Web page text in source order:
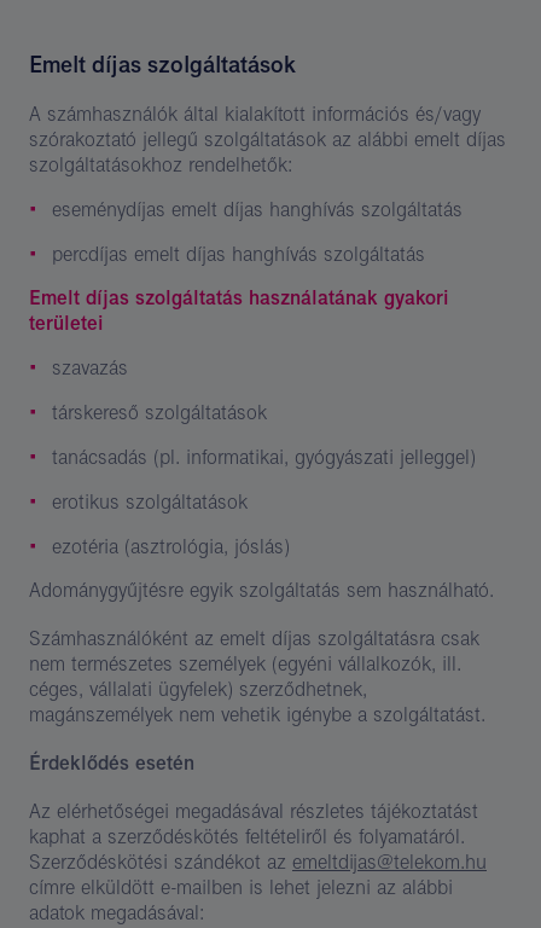
Emelt díjas szolgáltatások
A számhasználók által kialakított információs és/vagy
szórakoztató jellegű szolgáltatások az alábbi emelt díjas
szolgáltatásokhoz rendelhetők:
eseménydíjas emelt díjas hanghívás szolgáltatás
percdíjas emelt díjas hanghívás szolgáltatás
Emelt díjas szolgáltatás használatának gyakori
területei
szavazás
társkereső szolgáltatások
tanácsadás (pl. informatikai, gyógyászati jelleggel)
erotikus szolgáltatások
ezotéria (asztrológia, jóslás)
Adománygyűjtésre egyik szolgáltatás sem használható.
Számhasználóként az emelt díjas szolgáltatásra csak
nem természetes személyek (egyéni vállalkozók, ill.
céges, vállalati ügyfelek) szerződhetnek,
magánszemélyek nem vehetik igénybe a szolgáltatást.
Érdeklődés esetén
Az elérhetőségei megadásával részletes tájékoztatást
kaphat a szerződéskötés feltételiről és folyamatáról.
Szerződéskötési szándékot az emeltdijas@telekom.hu
címre elküldött e-mailben is lehet jelezni az alábbi
adatok megadásával: